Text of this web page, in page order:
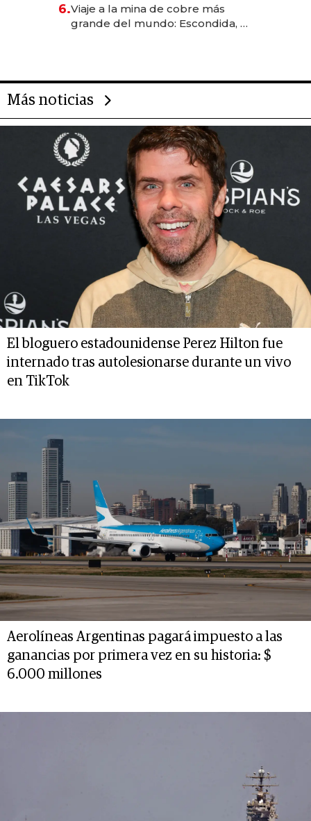
6.Viaje a la mina de cobre más
grande del mundo: Escondida, el
Más noticias
El bloguero estadounidense Perez Hilton fue
internado tras autolesionarse durante un vivo
en TikTok
Aerolíneas Argentinas pagará impuesto a las
ganancias por primera vez en su historia: $
6.000 millones